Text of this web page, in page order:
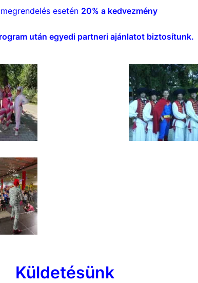
esetén 20% a kedvezmény
után egyedi partneri ajánlatot biztosítunk.
Küldetésünk